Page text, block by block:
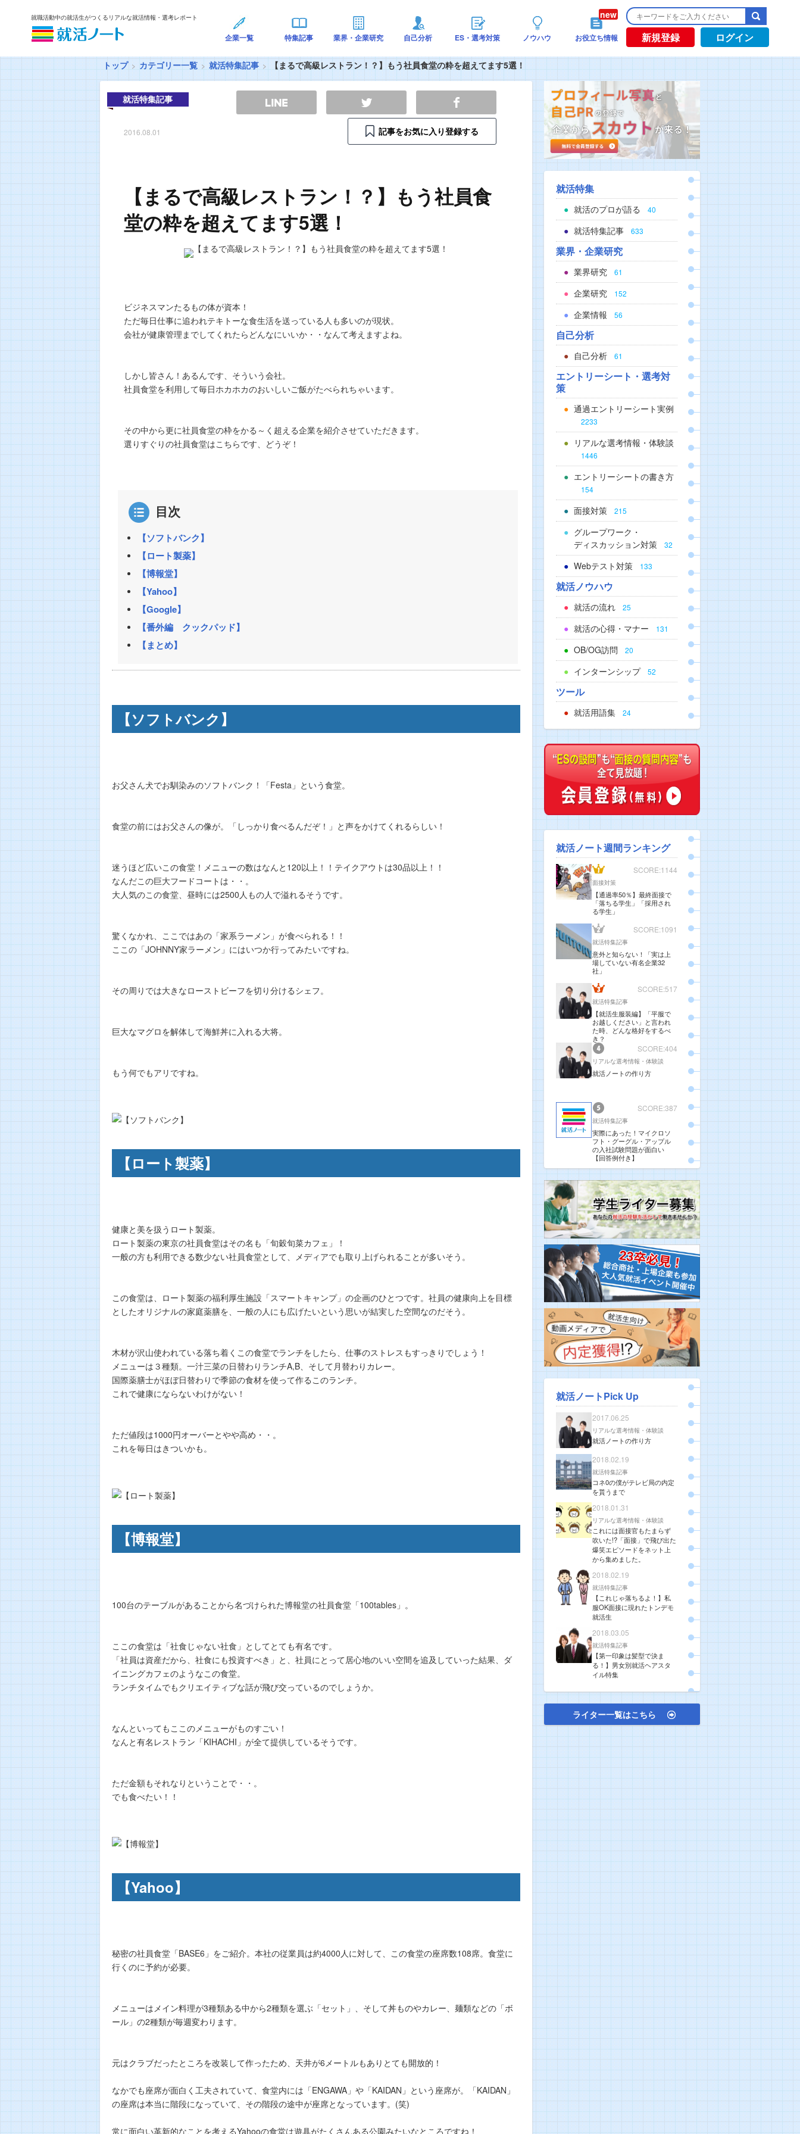
就職活動中の就活生がつくるリアルな就活情報・選考レポート
企業一覧 特集記事 業界・企業研究 自己分析 ES・選考対策 ノウハウ お役立ち情報 新規登録 ログイン
トップ カテゴリー一覧 就活特集記事 【まるで高級レストラン！？】もう社員食堂の粋を超えてます5選！
就活特集記事
2016.08.01 記事をお気に入り登録する
【まるで高級レストラン！？】もう社員食
堂の粋を超えてます5選！
ビジネスマンたるもの体が資本！
ただ毎日仕事に追われテキトーな食生活を送っている人も多いのが現状。
会社が健康管理までしてくれたらどんなにいいか・・なんて考えますよね。
しかし皆さん！あるんです、そういう会社。
社員食堂を利用して毎日ホカホカのおいしいご飯がたべられちゃいます。
その中から更に社員食堂の枠をかる～く超える企業を紹介させていただきます。
選りすぐりの社員食堂はこちらです、どうぞ！
目次
【ソフトバンク】
【ロート製薬】
【博報堂】
【Yahoo】
【Google】
【番外編 クックパッド】
【まとめ】
【ソフトバンク】
お父さん犬でお馴染みのソフトバンク！「Festa」という食堂。
食堂の前にはお父さんの像が。「しっかり食べるんだぞ！」と声をかけてくれるらしい！
迷うほど広いこの食堂！メニューの数はなんと120以上！！テイクアウトは30品以上！！
なんだこの巨大フードコートは・・。
大人気のこの食堂、昼時には2500人もの人で溢れるそうです。
驚くなかれ、ここではあの「家系ラーメン」が食べられる！！
ここの「JOHNNY家ラーメン」にはいつか行ってみたいですね。
その周りでは大きなローストビーフを切り分けるシェフ。
巨大なマグロを解体して海鮮丼に入れる大将。
もう何でもアリですね。
【ロート製薬】
健康と美を扱うロート製薬。
ロート製薬の東京の社員食堂はその名も「旬穀旬菜カフェ」！
一般の方も利用できる数少ない社員食堂として、メディアでも取り上げられることが多いそう。
この食堂は、ロート製薬の福利厚生施設「スマートキャンプ」の企画のひとつです。社員の健康向上を目標
としたオリジナルの家庭薬膳を、一般の人にも広げたいという思いが結実した空間なのだそう。
木材が沢山使われている落ち着くこの食堂でランチをしたら、仕事のストレスもすっきりでしょう！
メニューは３種類。一汁三菜の日替わりランチA,B、そして月替わりカレー。
国際薬膳士がほぼ日替わりで季節の食材を使って作るこのランチ。
これで健康にならないわけがない！
ただ値段は1000円オーバーとやや高め・・。
これを毎日はきついかも。
【博報堂】
100台のテーブルがあることから名づけられた博報堂の社員食堂「100tables」。
ここの食堂は「社食じゃない社食」としてとても有名です。
「社員は資産だから、社食にも投資すべき」と、社員にとって居心地のいい空間を追及していった結果、ダ
イニングカフェのようなこの食堂。
ランチタイムでもクリエイティブな話が飛び交っているのでしょうか。
なんといってもここのメニューがものすごい！
なんと有名レストラン「KIHACHI」が全て提供しているそうです。
ただ金額もそれなりということで・・。
でも食べたい！！
【Yahoo】
秘密の社員食堂「BASE6」をご紹介。本社の従業員は約4000人に対して、この食堂の座席数108席。食堂に
行くのに予約が必要。
メニューはメイン料理が3種類ある中から2種類を選ぶ「セット」、そして丼ものやカレー、麺類などの「ボ
ール」の2種類が毎週変わります。
元はクラブだったところを改装して作ったため、天井が6メートルもありとても開放的！
なかでも座席が面白く工夫されていて、食堂内には「ENGAWA」や「KAIDAN」という座席が。「KAIDAN」
の座席は本当に階段になっていて、その階段の途中が座席となっています。(笑)
常に面白い革新的なことを考えるYahooの食堂は遊具がたくさんある公園みたいなところですね！
就活特集
就活のプロが語る 40
就活特集記事 633
業界・企業研究
業界研究 61
企業研究 152
企業情報 56
自己分析
自己分析 61
エントリーシート・選考対
策
通過エントリーシート実例
2233
リアルな選考情報・体験談
1446
エントリーシートの書き方
154
面接対策 215
グループワーク・
ディスカッション対策
32
Webテスト対策 133
就活ノウハウ
就活の流れ 25
就活の心得・マナー 131
OB/OG訪問 20
インターンシップ 52
ツール
就活用語集 24
就活ノート週間ランキング
SCORE:1144
面接対策
【通過率50％】最終面接で
「落ちる学生」「採用され
る学生」
SCORE:1091
就活特集記事
意外と知らない！「実は上
場していない有名企業32
社」
SCORE:517
就活特集記事
【就活生服装編】「平服で
お越しください」と言われ
た時、どんな格好をするべ
き？
SCORE:404
リアルな選考情報・体験談
就活ノートの作り方
SCORE:387
就活特集記事
実際にあった！マイクロソ
フト・グーグル・アップル
の入社試験問題が面白い
【回答例付き】
就活ノートPick Up
2017.06.25
リアルな選考情報・体験談
就活ノートの作り方
2018.02.19
就活特集記事
コネ0の僕がテレビ局の内定
を貰うまで
2018.01.31
リアルな選考情報・体験談
これには面接官もたまらず
吹いた!?「面接」で飛び出た
爆笑エピソードをネット上
から集めました。
2018.02.19
就活特集記事
【これじゃ落ちるよ！】私
服OK面接に現れたトンデモ
就活生
2018.03.05
就活特集記事
【第一印象は髪型で決ま
る！】男女別就活ヘアスタ
イル特集
ライター一覧はこちら